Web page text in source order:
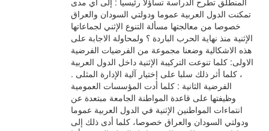
تمكنت الدول العربية عموما ودولتي السودان والعراق
خصوصا من معالجتها مسألة التنوع الإثني لجماعاتها
الإثنية منذ نهاية الحرب الباردة ؟ ولمحاولة الاجابة على
هذه الاشكالية وضعنا مجموعة من الفرضيات الفرضية
الاولى: كلما تنوعت التركيبة الإثنية داخل الدول العربية
، كلما أثر ذلك سلبا على إختيار آلية الإدارة المثلى .
الفرضية الثانية : كلما أدت المؤسسات العمومية
وظيفتها على قاعدة المواطنة الجامعة مبتعدة عن
انتماءات المواطنين الإثنية في الدول العربية عموما
ودولتي السودان والعراق خصوصا، كلما أدى ذلك إلى